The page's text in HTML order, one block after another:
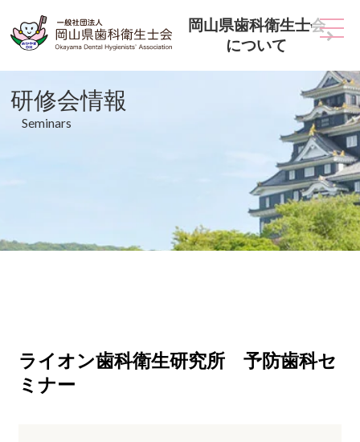
岡山県歯科衛生士会
について
研修会情報
Seminars
ライオン歯科衛生研究所 予防歯科セ
ミナー